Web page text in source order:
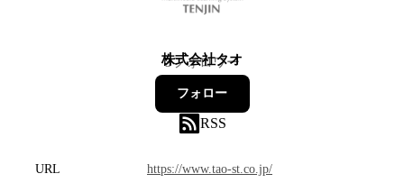
株式会社タオ
3フォロワー
フォロー
RSS
URL
https://www.tao-st.co.jp/